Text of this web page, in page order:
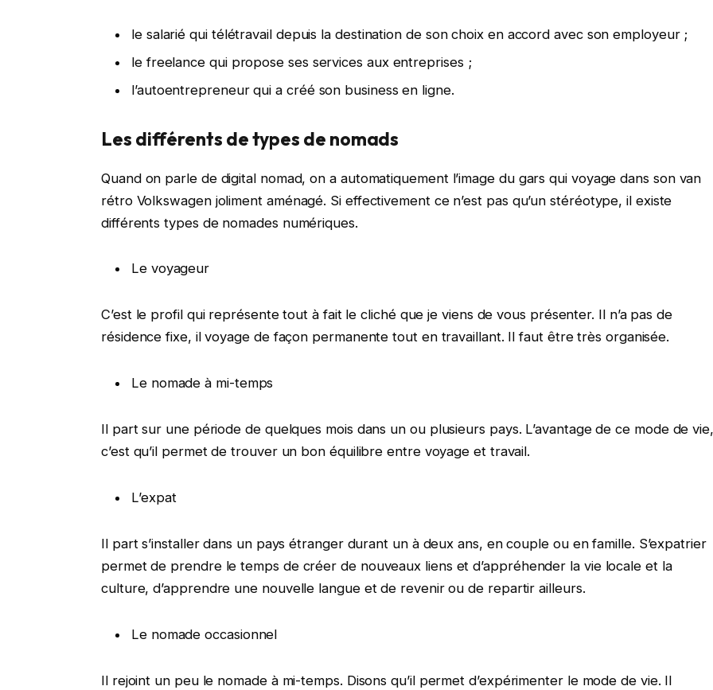
le salarié qui télétravail depuis la destination de son choix en accord avec son employeur ;
le freelance qui propose ses services aux entreprises ;
l’autoentrepreneur qui a créé son business en ligne.
Les différents de types de nomads
Quand on parle de digital nomad, on a automatiquement l’image du gars qui voyage dans son van
rétro Volkswagen joliment aménagé. Si effectivement ce n’est pas qu’un stéréotype, il existe
différents types de nomades numériques.
Le voyageur
C’est le profil qui représente tout à fait le cliché que je viens de vous présenter. Il n’a pas de
résidence fixe, il voyage de façon permanente tout en travaillant. Il faut être très organisée.
Le nomade à mi-temps
Il part sur une période de quelques mois dans un ou plusieurs pays. L’avantage de ce mode de vie,
c’est qu’il permet de trouver un bon équilibre entre voyage et travail.
L’expat
Il part s’installer dans un pays étranger durant un à deux ans, en couple ou en famille. S’expatrier
permet de prendre le temps de créer de nouveaux liens et d’appréhender la vie locale et la
culture, d’apprendre une nouvelle langue et de revenir ou de repartir ailleurs.
Le nomade occasionnel
Il rejoint un peu le nomade à mi-temps. Disons qu’il permet d’expérimenter le mode de vie. Il